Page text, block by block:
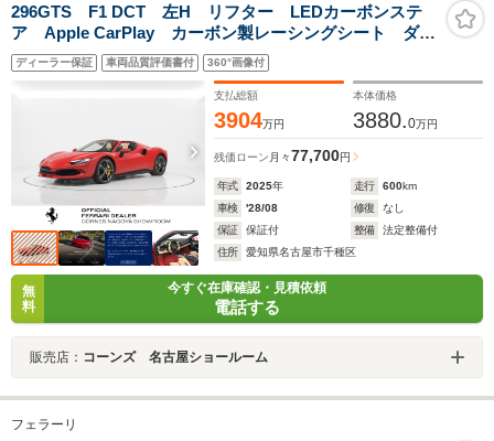
296GTS F1 DCT 左H リフター LEDカーボンステ
ア Apple CarPlay カーボン製レーシングシート ダイ
ヤモンドカット鍛造20AW
ディーラー保証 車両品質評価書付 360°画像付
支払総額
3904万円
本体価格
3880.0万円
残価ローン 月々77,700円
年式 2025年 走行 600km
車検
'28/08 修復
なし
保証
保証付 整備
法定整備付
住所
愛知県名古屋市千種区
無
料
今すぐ在庫確認・見積依頼
電話する
販売店： コーンズ 名古屋ショールーム
フェラーリ